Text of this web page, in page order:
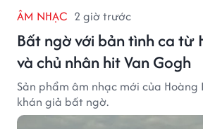
ÂM NHẠC 2 giờ trước
Bất ngờ với bản tình ca từ
và chủ nhân hit Van Gogh
Sản phẩm âm nhạc mới của Hoàng
khán giả bất ngờ.